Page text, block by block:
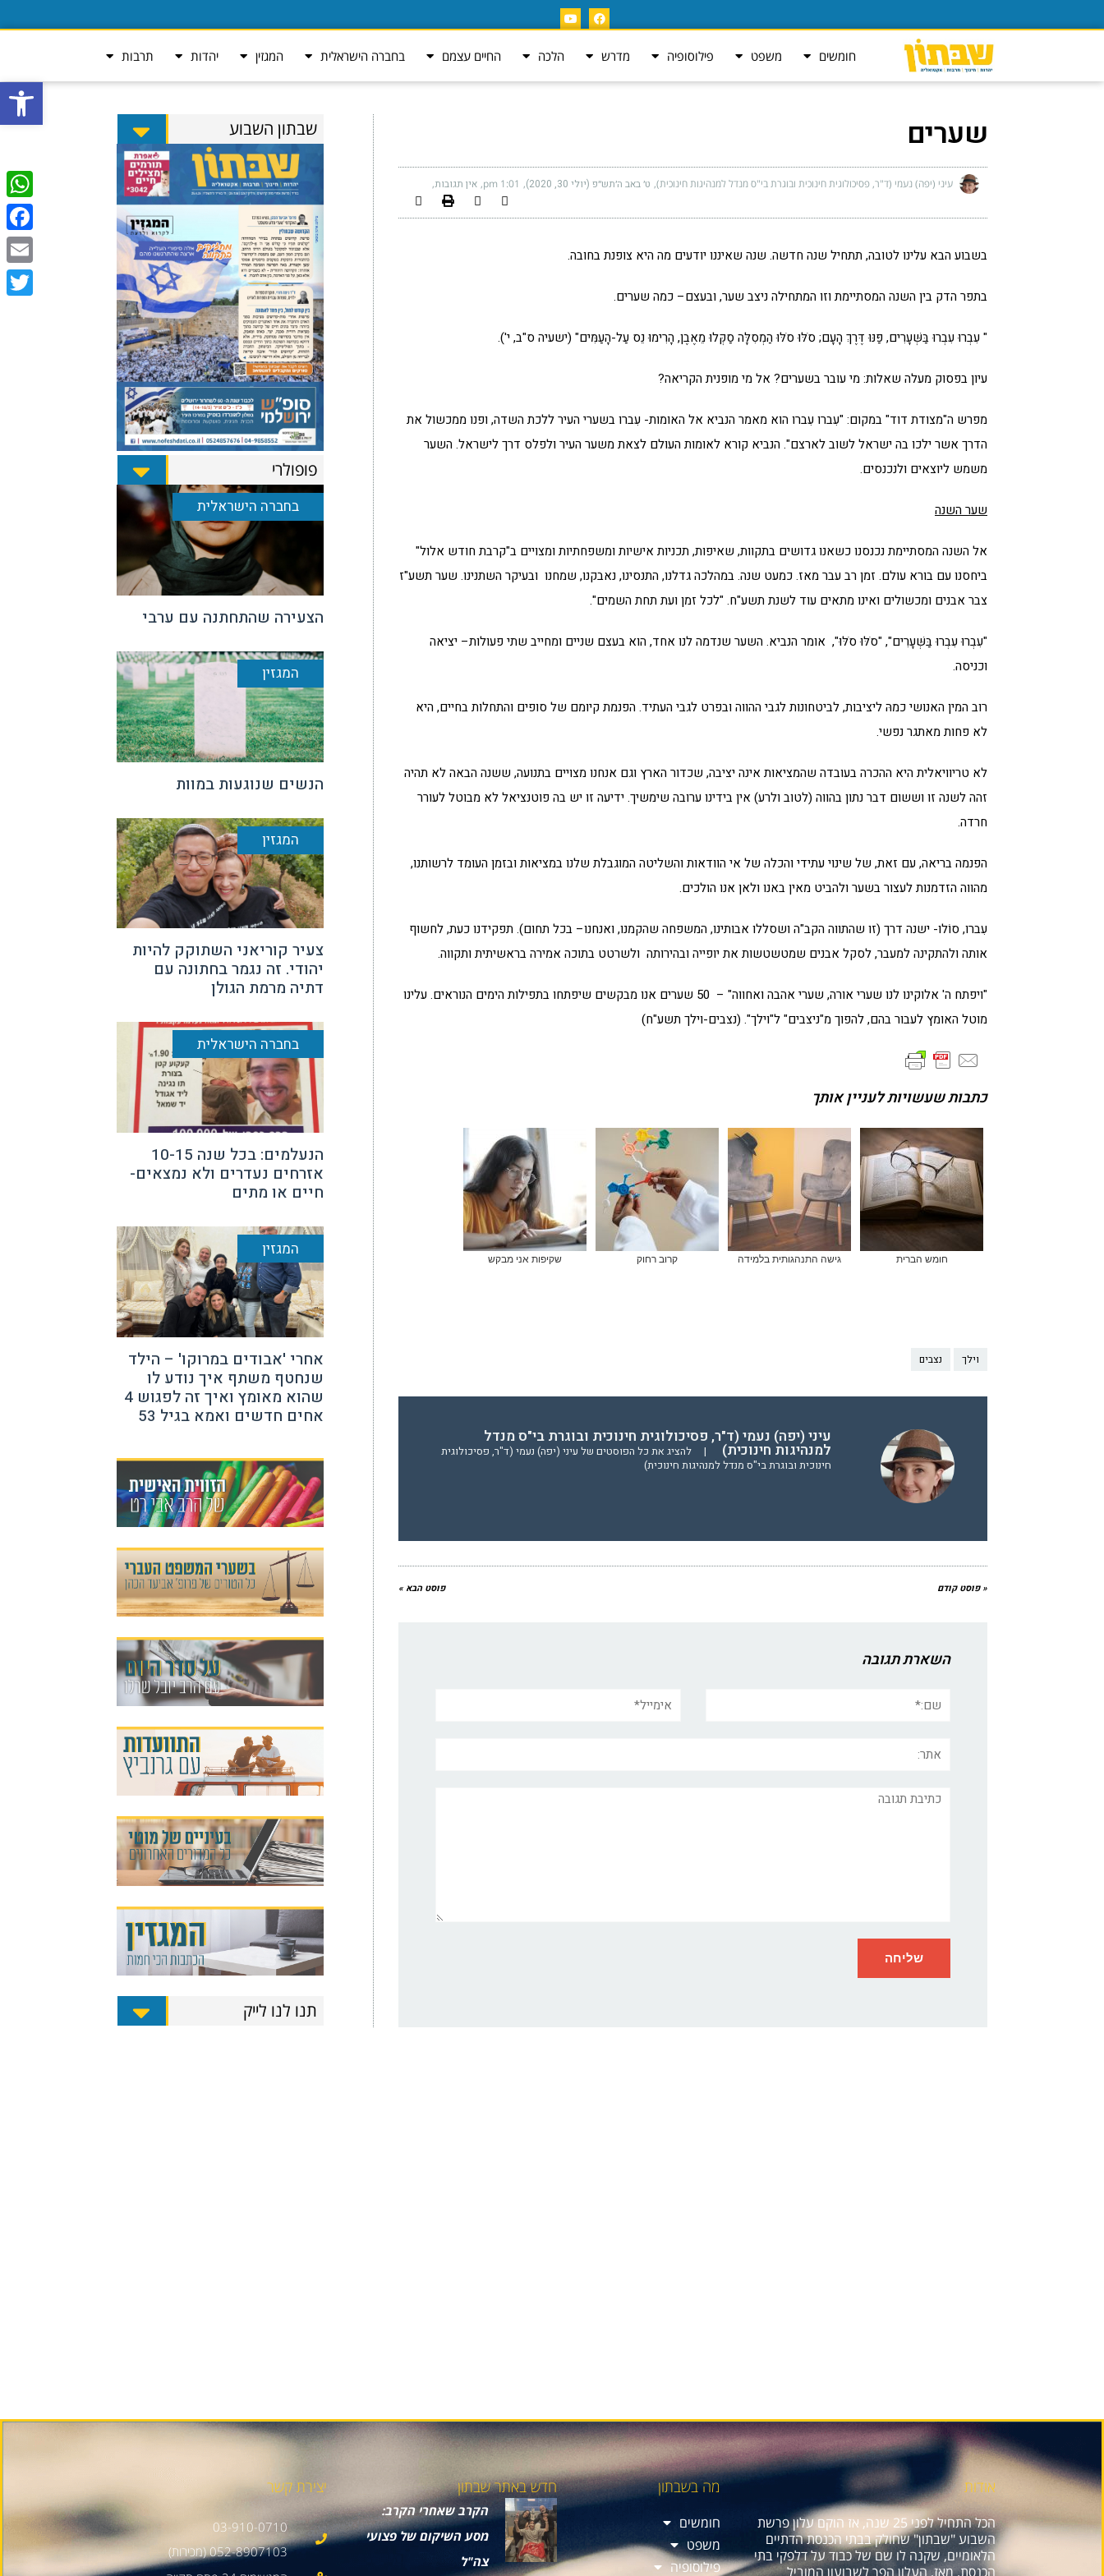
פתח
חומשים משפט פילוסופיה מדרש הלכה החיים עצמם בחברה הישראלית המגזין יהדות תרבות
שערים
עיני (יפה) נעמי (ד"ר, פסיכולוגית חינוכית ובוגרת בי"ס מנדל למנהיגות חינוכית) ט׳ באב ה׳תש״פ (יולי 30, 2020) 1:01 pm אין תגובות
בשבוע הבא עלינו לטובה, תתחיל שנה חדשה. שנה שאיננו יודעים מה היא צופנת בחובה.
בתפר הדק בין השנה המסתיימת וזו המתחילה ניצב שער, ובעצם– כמה שערים.
" עִבְרוּ עִבְרוּ בַּשְּׁעָרִים, פַּנּוּ דֶּרֶךְ הָעָם; סֹלּוּ סֹלּוּ הַמְסִלָּה סַקְּלוּ מֵאֶבֶן, הָרִימוּ נֵס עַל-הָעַמִּים" (ישעיה ס"ב, י').
עיון בפסוק מעלה שאלות: מי עובר בשערים? אל מי מופנית הקריאה?
מפרש ה"מצודת דוד" במקום: "עִברו עִברו הוא מאמר הנביא אל האומות- עִברו בשערי העיר ללכת השדה, ופנו ממכשול את
הדרך אשר ילכו בה ישראל לשוב לארצם". הנביא קורא לאומות העולם לצאת משער העיר ולפלס דרך לישראל. השער
משמש ליוצאים ולנכנסים.
שער השנה
אל השנה המסתיימת נכנסנו כשאנו גדושים בתקוות, שאיפות, תכניות אישיות ומשפחתיות ומצויים ב"קרבת חודש אלול"
ביחסנו עם בורא עולם. זמן רב עבר מאז. כמעט שנה. במהלכה גדלנו, התנסינו, נאבקנו, שמחנו ובעיקר השתנינו. שער תשע"ז
צבר אבנים ומכשולים ואינו מתאים עוד לשנת תשע"ח. "לכל זמן ועת תחת השמים".
"עִבְרוּ עִבְרוּ בַּשְּׁעָרִים", "סֹלּוּ סֹלּוּ", אומר הנביא. השער שנדמה לנו אחד, הוא בעצם שניים ומחייב שתי פעולות– יציאה
וכניסה.
רוב המין האנושי כמהּ ליציבות, לביטחונות לגבי ההווה ובפרט לגבי העתיד. הפנמת קיומם של סופים והתחלות בחיים, היא
לא פחות מאתגר נפשי.
לא טריוויאלית היא ההכרה בעובדה שהמציאות אינה יציבה, שכדור הארץ וגם אנחנו מצויים בתנועה, ששנה הבאה לא תהיה
זהה לשנה זו וששום דבר נתון בהווה (לטוב ולרע) אין בידינו ערובה שימשיך. ידיעה זו יש בה פוטנציאל לא מבוטל לעורר
חרדה.
הפנמה בריאה, עם זאת, של שינוי עתידי והכלה של אי הוודאות והשליטה המוגבלת שלנו במציאות ובזמן העומד לרשותנו,
מהווה הזדמנות לעצור בשער ולהביט מאין באנו ולאן אנו הולכים.
עִברו, סוֹלו- ישנה דרך (זו שהתווה הקב"ה ושסללו אבותינו, המשפחה שהקמנו, ואנחנו– בכל תחום). תפקידנו כעת, לחשוף
אותה ולהתקינה למעבר, לסקל אבנים שמטשטשות את יופייה ובהירותה ולשרטט בתוכה אמירה בראשיתית ותקווה.
"ויפתח ה' אלוקינו לנו שערי אורה, שערי אהבה ואחווה" – 50 שערים אנו מבקשים שיפתחו בתפילות הימים הנוראים. עלינו
מוטל האומץ לעבור בהם, להפוך מ"ניצבים" ל"וילך". (נצבים-וילך תשע"ח)
כתבות שעשויות לעניין אותך
חומש הברית גישה התנהגותית בלמידה קרוב רחוק שקיפות אני מבקש
וילך נצבים
עיני (יפה) נעמי (ד"ר, פסיכולוגית חינוכית ובוגרת בי"ס מנדל
למנהיגות חינוכית) |
להציג את כל הפוסטים של עיני (יפה) נעמי (ד"ר, פסיכולוגית
חינוכית ובוגרת בי"ס מנדל למנהיגות חינוכית)
« פוסט קודם פוסט הבא »
השארת תגובה
תגובה
שבתון השבוע
פופולרי
בחברה הישראלית
הצעירה שהתחתנה עם ערבי
המגזין
הנשים שנוגעות במוות
המגזין
צעיר קוריאני השתוקק להיות
יהודי. זה נגמר בחתונה עם
דתיה מרמת הגולן
בחברה הישראלית
הנעלמים: בכל שנה 10-15
אזרחים נעדרים ולא נמצאים-
חיים או מתים
המגזין
אחרי 'אבודים במרוקו' – הילד
שנחטף משתף איך נודע לו
שהוא מאומץ ואיך זה לפגוש 4
אחים חדשים ואמא בגיל 53
תנו לנו לייק
אודות
הכל התחיל לפני 25 שנה, אז הוקם עלון פרשת
השבוע "שבתון" שחולק בבתי הכנסת הדתיים
הלאומיים, שקנה לו שם של כבוד על דלפקי בתי
הכנסת. מאז, העלון הפך לשבועון המוביל
מה בשבתון
חומשים
משפט
פילוסופיה
חדש באתר שבתון
הקרב שאחרי הקרב:
מסע השיקום של פצועי
צה"ל
יצירת קשר
03-910-0710
052-8907103 (מכירות)
Email